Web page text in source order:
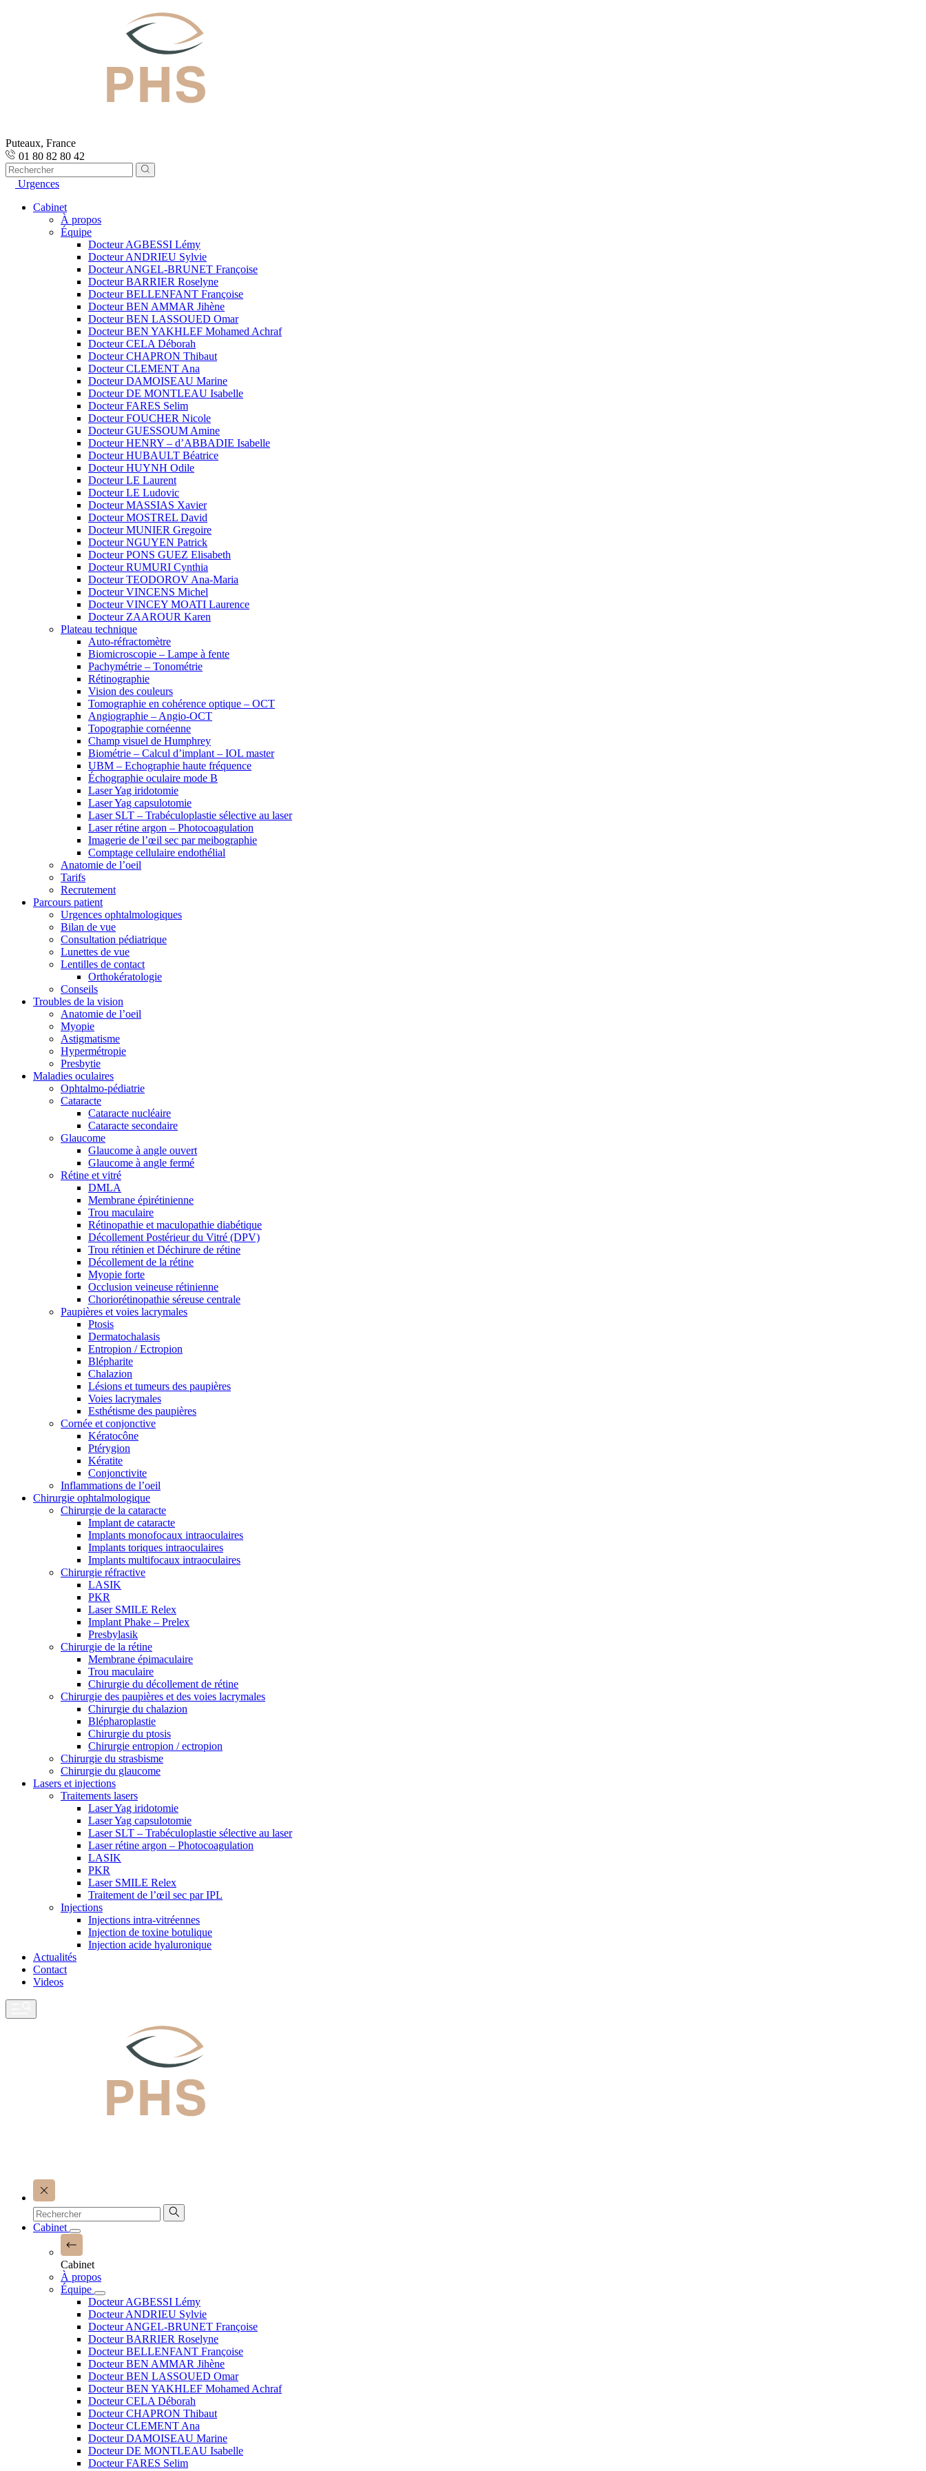
Puteaux, France
01 80 82 80 42
Urgences
Cabinet
À propos
Équipe
Docteur AGBESSI Lémy
Docteur ANDRIEU Sylvie
Docteur ANGEL-BRUNET Françoise
Docteur BARRIER Roselyne
Docteur BELLENFANT Françoise
Docteur BEN AMMAR Jihène
Docteur BEN LASSOUED Omar
Docteur BEN YAKHLEF Mohamed Achraf
Docteur CELA Déborah
Docteur CHAPRON Thibaut
Docteur CLEMENT Ana
Docteur DAMOISEAU Marine
Docteur DE MONTLEAU Isabelle
Docteur FARES Selim
Docteur FOUCHER Nicole
Docteur GUESSOUM Amine
Docteur HENRY – d’ABBADIE Isabelle
Docteur HUBAULT Béatrice
Docteur HUYNH Odile
Docteur LE Laurent
Docteur LE Ludovic
Docteur MASSIAS Xavier
Docteur MOSTREL David
Docteur MUNIER Gregoire
Docteur NGUYEN Patrick
Docteur PONS GUEZ Elisabeth
Docteur RUMURI Cynthia
Docteur TEODOROV Ana-Maria
Docteur VINCENS Michel
Docteur VINCEY MOATI Laurence
Docteur ZAAROUR Karen
Plateau technique
Auto-réfractomètre
Biomicroscopie – Lampe à fente
Pachymétrie – Tonométrie
Rétinographie
Vision des couleurs
Tomographie en cohérence optique – OCT
Angiographie – Angio-OCT
Topographie cornéenne
Champ visuel de Humphrey
Biométrie – Calcul d’implant – IOL master
UBM – Echographie haute fréquence
Échographie oculaire mode B
Laser Yag iridotomie
Laser Yag capsulotomie
Laser SLT – Trabéculoplastie sélective au laser
Laser rétine argon – Photocoagulation
Imagerie de l’œil sec par meibographie
Comptage cellulaire endothélial
Anatomie de l’oeil
Tarifs
Recrutement
Parcours patient
Urgences ophtalmologiques
Bilan de vue
Consultation pédiatrique
Lunettes de vue
Lentilles de contact
Orthokératologie
Conseils
Troubles de la vision
Anatomie de l’oeil
Myopie
Astigmatisme
Hypermétropie
Presbytie
Maladies oculaires
Ophtalmo-pédiatrie
Cataracte
Cataracte nucléaire
Cataracte secondaire
Glaucome
Glaucome à angle ouvert
Glaucome à angle fermé
Rétine et vitré
DMLA
Membrane épirétinienne
Trou maculaire
Rétinopathie et maculopathie diabétique
Décollement Postérieur du Vitré (DPV)
Trou rétinien et Déchirure de rétine
Décollement de la rétine
Myopie forte
Occlusion veineuse rétinienne
Choriorétinopathie séreuse centrale
Paupières et voies lacrymales
Ptosis
Dermatochalasis
Entropion / Ectropion
Blépharite
Chalazion
Lésions et tumeurs des paupières
Voies lacrymales
Esthétisme des paupières
Cornée et conjonctive
Kératocône
Ptérygion
Kératite
Conjonctivite
Inflammations de l’oeil
Chirurgie ophtalmologique
Chirurgie de la cataracte
Implant de cataracte
Implants monofocaux intraoculaires
Implants toriques intraoculaires
Implants multifocaux intraoculaires
Chirurgie réfractive
LASIK
PKR
Laser SMILE Relex
Implant Phake – Prelex
Presbylasik
Chirurgie de la rétine
Membrane épimaculaire
Trou maculaire
Chirurgie du décollement de rétine
Chirurgie des paupières et des voies lacrymales
Chirurgie du chalazion
Blépharoplastie
Chirurgie du ptosis
Chirurgie entropion / ectropion
Chirurgie du strasbisme
Chirurgie du glaucome
Lasers et injections
Traitements lasers
Laser Yag iridotomie
Laser Yag capsulotomie
Laser SLT – Trabéculoplastie sélective au laser
Laser rétine argon – Photocoagulation
LASIK
PKR
Laser SMILE Relex
Traitement de l’œil sec par IPL
Injections
Injections intra-vitréennes
Injection de toxine botulique
Injection acide hyaluronique
Actualités
Contact
Videos
Cabinet
Cabinet
À propos
Équipe
Docteur AGBESSI Lémy
Docteur ANDRIEU Sylvie
Docteur ANGEL-BRUNET Françoise
Docteur BARRIER Roselyne
Docteur BELLENFANT Françoise
Docteur BEN AMMAR Jihène
Docteur BEN LASSOUED Omar
Docteur BEN YAKHLEF Mohamed Achraf
Docteur CELA Déborah
Docteur CHAPRON Thibaut
Docteur CLEMENT Ana
Docteur DAMOISEAU Marine
Docteur DE MONTLEAU Isabelle
Docteur FARES Selim